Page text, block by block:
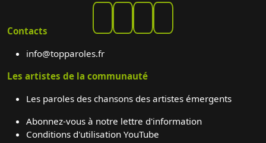
Contacts
info@topparoles.fr
Les artistes de la communauté
Les paroles des chansons des artistes émergents
Abonnez-vous à notre lettre d'information
Conditions d'utilisation YouTube